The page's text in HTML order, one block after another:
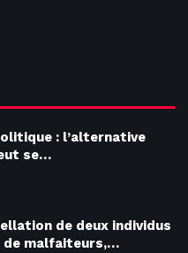
: l’alternative
se…
de deux individus
de malfaiteurs,…